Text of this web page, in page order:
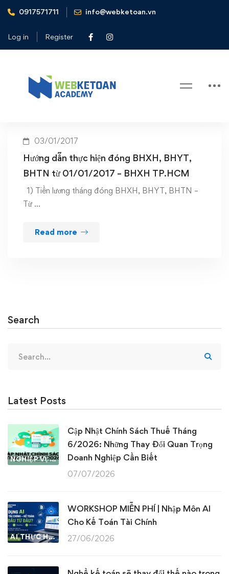
0917571711 info@webketoan.vn
Log in Register
Home tiền lương đóng BHXH năm 2017
Tag: tiền lương đóng BHXH năm
03/01/2017
Hướng dẫn thực hiện đóng BHXH, BHYT,
BHTN từ 01/01/2017 – BHXH TP.HCM
1) Tiền lương tháng đóng BHXH, BHYT, BHTN –
Từ …
Read more
Search
for:
Latest Posts
NGHIỆP VỤ KẾ TOÁN & THUẾ
Cập Nhật Chính Sách Thuế Tháng
6/2026: Những Thay Đổi Quan Trọng
Doanh Nghiệp Cần Biết
07/07/2026
AI THỰC HÀNH
WORKSHOP MIỄN PHÍ | Nhập Môn AI
Cho Kế Toán Tài Chính
27/06/2026